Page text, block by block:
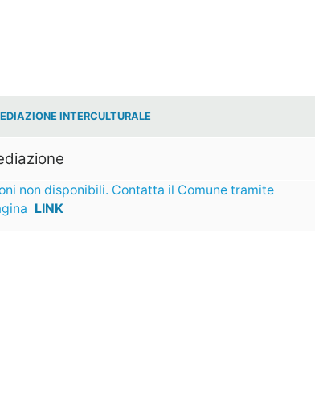
INTERCULTURALE
non disponibili. Contatta il Comune tramite
LINK